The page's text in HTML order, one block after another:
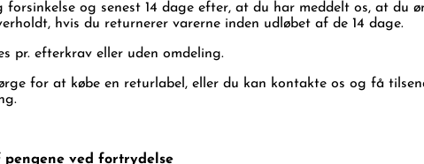
forsinkelse og senest 14 dage efter, at du har meddelt os, at du
hvis du returnerer varerne inden udløbet af de 14 dage.
pr. efterkrav eller uden omdeling.
for at købe en returlabel, eller du kan kontakte os og få
ved fortrydelse